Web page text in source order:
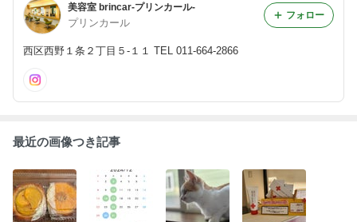
美容室 brincar-プリンカール-
プリンカール
西区西野１条２丁目５-１１ TEL 011-664-2866
フォロー
最近の画像つき記事